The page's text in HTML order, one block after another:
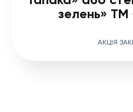
зелень» ТМ
АКЦІЯ